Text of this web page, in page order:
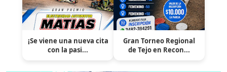
¡Se viene una nueva cita
con la pasi...
Gran Torneo Regional
de Tejo en Recon...